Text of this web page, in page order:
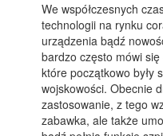
We współczesnych
technologii na rynku
urządzenia bądź
bardzo często mówi
które początkowo były
wojskowości. Obecnie
zastosowanie, z tego
zabawka, ale także